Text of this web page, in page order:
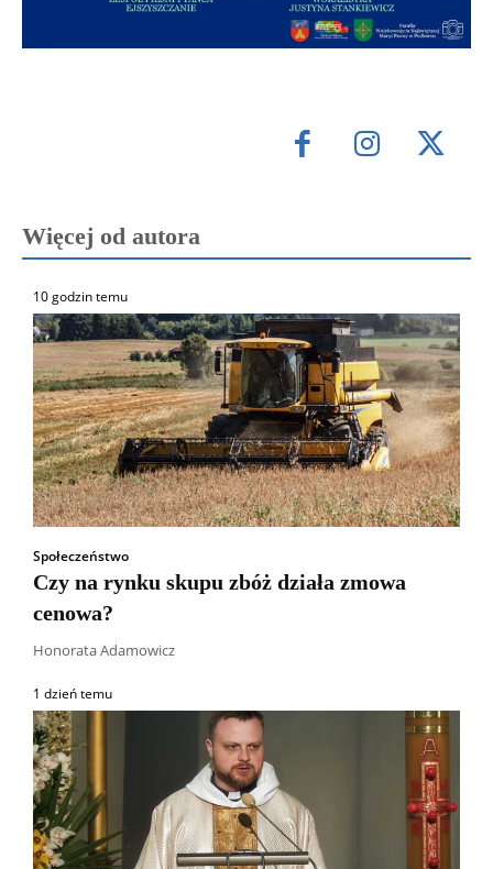
Więcej od autora
10 godzin temu
Społeczeństwo
Czy na rynku skupu zbóż działa zmowa
cenowa?
Honorata Adamowicz
1 dzień temu